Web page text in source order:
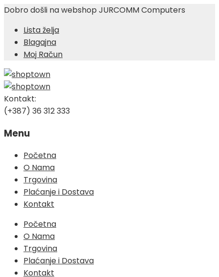
Dobro došli na webshop JURCOMM Computers
Lista želja
Blagajna
Moj Račun
Kontakt:
(+387) 36 312 333
Menu
Skip
content
Početna
O Nama
Trgovina
Plaćanje i Dostava
Kontakt
Početna
O Nama
Trgovina
Plaćanje i Dostava
Kontakt